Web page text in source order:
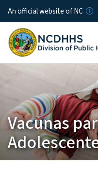
An official website of NC
Vacunas